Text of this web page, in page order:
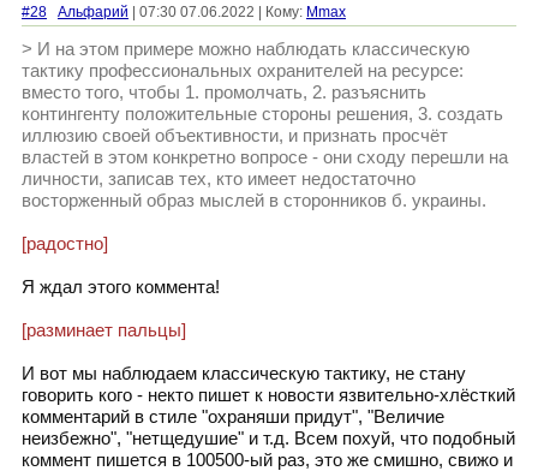
#28 Альфарий | 07:30 07.06.2022 | Кому: Mmax
> И на этом примере можно наблюдать классическую
тактику профессиональных охранителей на ресурсе:
вместо того, чтобы 1. промолчать, 2. разъяснить
контингенту положительные стороны решения, 3. создать
иллюзию своей объективности, и признать просчёт
властей в этом конкретно вопросе - они сходу перешли на
личности, записав тех, кто имеет недостаточно
восторженный образ мыслей в сторонников б. украины.
[радостно]
Я ждал этого коммента!
[разминает пальцы]
И вот мы наблюдаем классическую тактику, не стану
говорить кого - некто пишет к новости язвительно-хлёсткий
комментарий в стиле "охраняши придут", "Величие
неизбежно", "нетщедушие" и т.д. Всем похуй, что подобный
коммент пишется в 100500-ый раз, это же смишно, свижо и